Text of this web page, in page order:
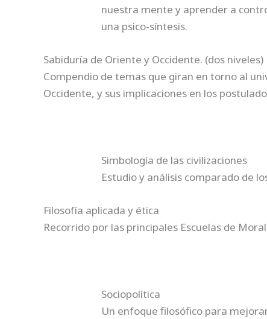
nuestra mente y aprender a
una psico-síntesis.
Sabiduría de Oriente y Occidente. (dos niveles)
Compendio de temas que giran en torno al
Occidente, y sus implicaciones en los
Simbología de las civilizaciones
Estudio y análisis comparado de
Filosofía aplicada y ética
Recorrido por las principales Escuelas de
Sociopolítica
Un enfoque filosófico para